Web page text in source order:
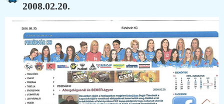
2008.02.20.